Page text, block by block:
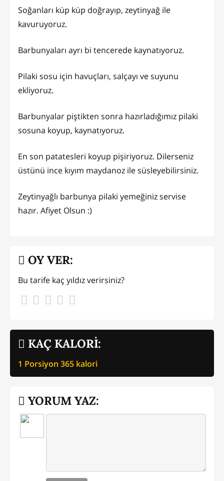
Soğanları küp küp doğrayıp, zeytinyağ ile
kavuruyoruz.
Barbunyaları ayrı bi tencerede kaynatıyoruz.
Pilaki sosu için havuçları, salçayı ve suyunu
ekliyoruz.
Barbunyalar piştikten sonra hazırladığımız pilaki
sosuna koyup, kaynatıyoruz.
En son patatesleri koyup pişiriyoruz. Dilerseniz
üstünü ince kıyım maydanoz ile süsleyebilirsiniz.
Zeytinyağlı barbunya pilaki yemeğiniz servise
hazır. Afiyet Olsun :)
KAÇ KALORİ:
1 Porsiyon 365 kalori
OY VER:
Bu tarife kaç yıldız verirsiniz?
YORUM YAZ: